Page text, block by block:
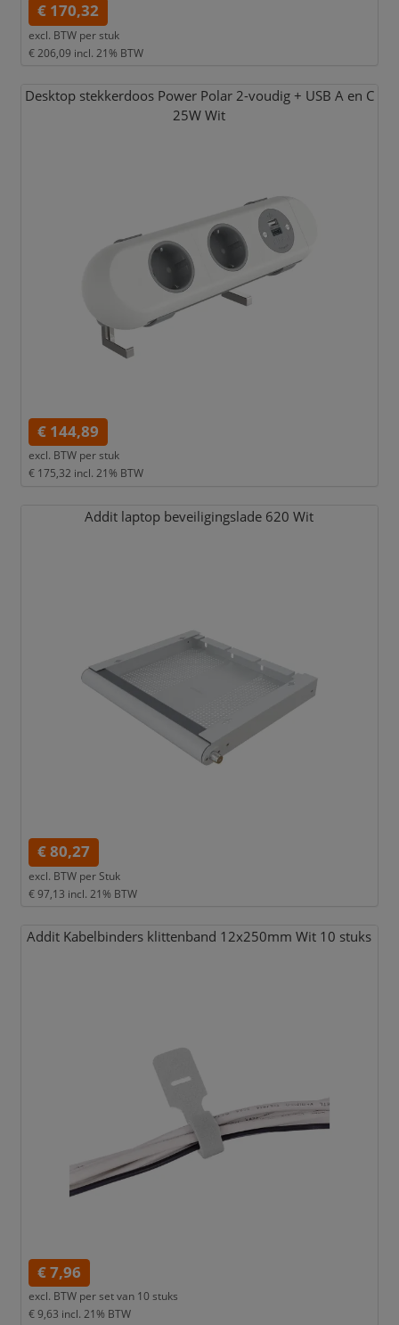
€ 170,32
excl. BTW perstuk
€ 206,09 incl. 21% BTW
Desktop stekkerdoos Power Polar 2-voudig + USB A en C
25W Wit
€ 144,89
excl. BTW perstuk
€ 175,32 incl. 21% BTW
Addit laptop beveiligingslade 620 Wit
€ 80,27
excl. BTW per Stuk
€ 97,13 incl. 21% BTW
Addit Kabelbinders klittenband 12x250mm Wit 10 stuks
€ 7,96
excl. BTW perset van 10 stuks
€ 9,63 incl. 21% BTW